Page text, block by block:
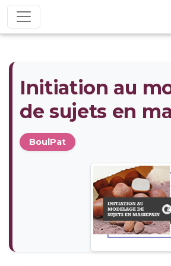
Initiation au
de sujets en
BoulPat